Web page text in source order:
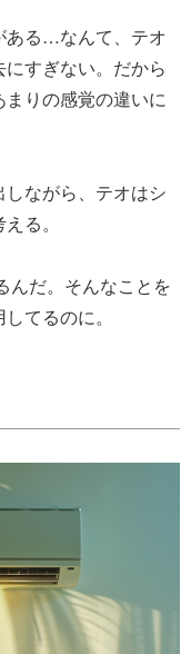
ある…なんて、テオ
すぎない。だから
りの感覚の違いに
ながら、テオはシ
る。
だ。そんなことを
てるのに。